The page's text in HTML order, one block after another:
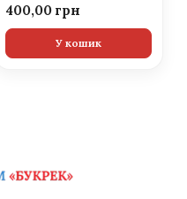
400,00
У кошик